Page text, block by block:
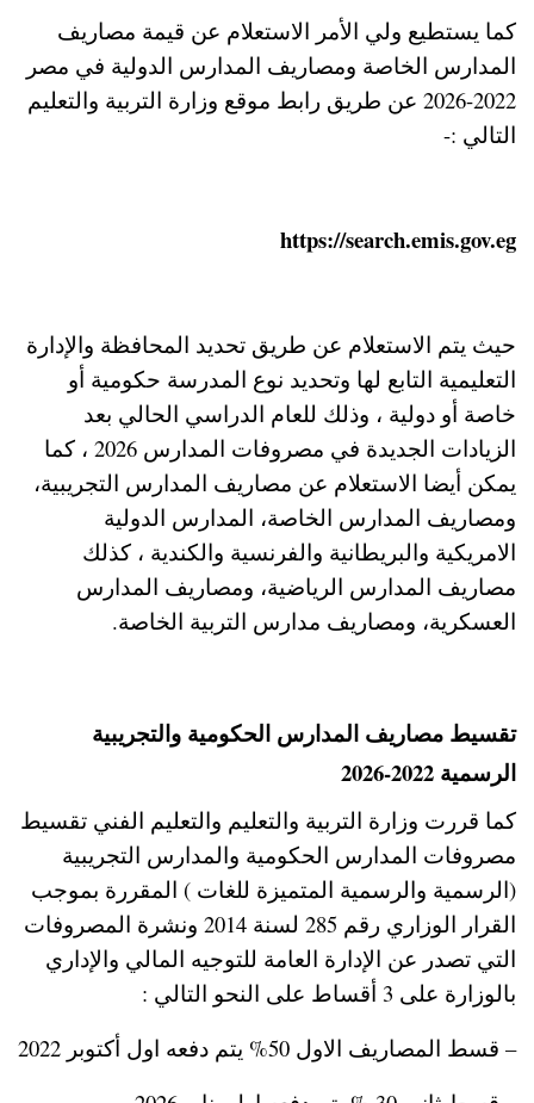
كما يستطيع ولي الأمر الاستعلام عن قيمة مصاريف
المدارس الخاصة ومصاريف المدارس الدولية في مصر
2022-2026 عن طريق رابط موقع وزارة التربية والتعليم
التالي :-
https://search.emis.gov.eg
حيث يتم الاستعلام عن طريق تحديد المحافظة والإدارة
التعليمية التابع لها وتحديد نوع المدرسة حكومية أو
خاصة أو دولية ، وذلك للعام الدراسي الحالي بعد
الزيادات الجديدة في مصروفات المدارس 2026 ، كما
يمكن أيضا الاستعلام عن مصاريف المدارس التجريبية،
ومصاريف المدارس الخاصة، المدارس الدولية
الامريكية والبريطانية والفرنسية والكندية ، كذلك
مصاريف المدارس الرياضية، ومصاريف المدارس
العسكرية، ومصاريف مدارس التربية الخاصة.
تقسيط مصاريف المدارس الحكومية والتجريبية
الرسمية 2022-2026
كما قررت وزارة التربية والتعليم والتعليم الفني تقسيط
مصروفات المدارس الحكومية والمدارس التجريبية
(الرسمية والرسمية المتميزة للغات ) المقررة بموجب
القرار الوزاري رقم 285 لسنة 2014 ونشرة المصروفات
التي تصدر عن الإدارة العامة للتوجيه المالي والإداري
بالوزارة على 3 أقساط على النحو التالي :
– قسط المصاريف الاول 50% يتم دفعه اول أكتوبر 2022